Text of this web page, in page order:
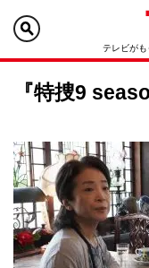
テレビが
『特捜9